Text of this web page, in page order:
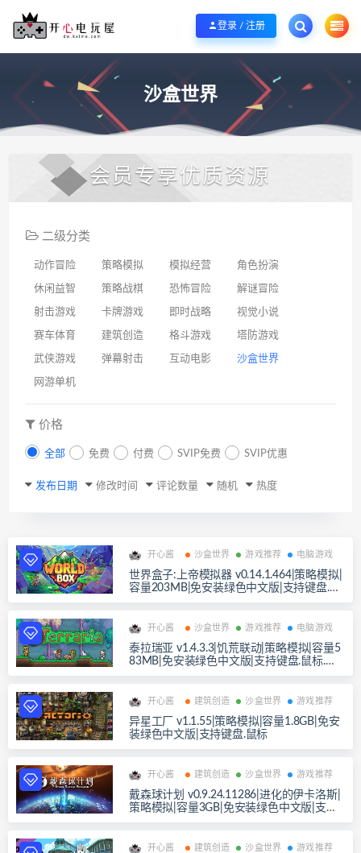
欢迎您光临开心电玩屋，本站专注分享精品整合游戏！销售只是起点！服务永无
登录 / 注册
沙盒世界
会员专享优质资源
二级分类
动作冒险 策略模拟 模拟经营 角色扮演
休闲益智 策略战棋 恐怖冒险 解谜冒险
射击游戏 卡牌游戏 即时战略 视觉小说
赛车体育 建筑创造 格斗游戏 塔防游戏
武侠游戏 弹幕射击 互动电影 沙盒世界
网游单机
价格
全部 免费 付费 SVIP免费 SVIP优惠
发布日期 修改时间 评论数量 随机 热度
开心酱 沙盒世界 游戏推荐 电脑游戏
世界盒子:上帝模拟器 v0.14.1.464|策略模拟|
容量203MB|免安装绿色中文版|支持键盘.鼠
标
开心酱 沙盒世界 游戏推荐 电脑游戏
泰拉瑞亚 v1.4.3.3|饥荒联动|策略模拟|容量5
83MB|免安装绿色中文版|支持键盘.鼠标.手
柄
开心酱 建筑创造 沙盒世界 游戏推荐
异星工厂 v1.1.55|策略模拟|容量1.8GB|免安
装绿色中文版|支持键盘.鼠标
开心酱 建筑创造 沙盒世界 游戏推荐
戴森球计划 v0.9.24.11286|进化的伊卡洛斯|
策略模拟|容量3GB|免安装绿色中文版|支持
键盘.鼠标
开心酱 建筑创造 沙盒世界 游戏推荐